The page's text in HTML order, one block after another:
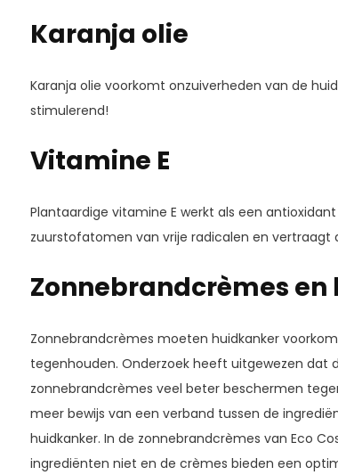
Karanja olie
Karanja olie voorkomt onzuiverheden van de
stimulerend!
Vitamine E
Plantaardige vitamine E werkt als een
zuurstofatomen van vrije radicalen en vertraagt
Zonnebrandcrèmes
Zonnebrandcrèmes moeten huidkanker
tegenhouden. Onderzoek heeft uitgewezen dat
zonnebrandcrèmes veel beter beschermen
meer bewijs van een verband tussen de
huidkanker. In de zonnebrandcrèmes van Eco
ingrediënten niet en de crèmes bieden een